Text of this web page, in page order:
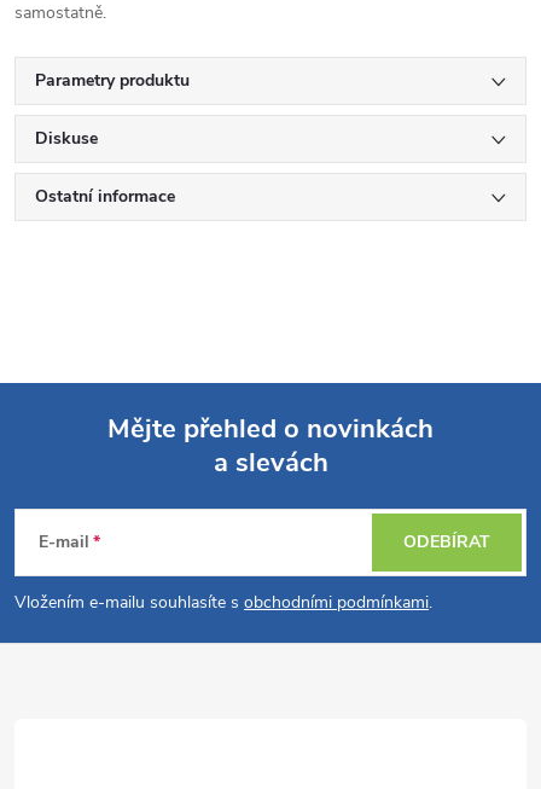
samostatně.
Parametry produktu
Diskuse
Ostatní informace
p
a
Mějte přehled o novinkách
a slevách
E-mail
Vložením e-mailu souhlasíte s obchodními podmínkami.
ODEBÍRAT